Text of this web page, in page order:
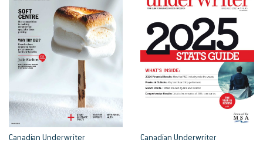
Canadian Underwriter Canadian Underwriter